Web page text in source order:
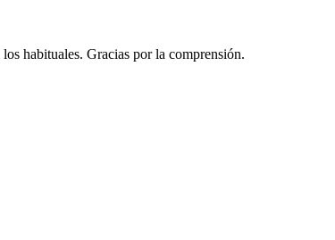
habituales. Gracias por la comprensión.